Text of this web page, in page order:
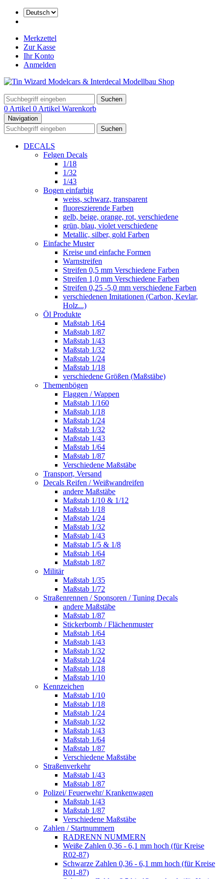
Merkzettel
Zur Kasse
Ihr Konto
Anmelden
Suchen
0 Artikel 0 Artikel Warenkorb
Navigation
Suchen
DECALS
Felgen Decals
1/18
1/32
1/43
Bogen einfarbig
weiss, schwarz, transparent
fluoreszierende Farben
gelb, beige, orange, rot, verschiedene
grün, blau, violet verschiedene
Metallic, silber, gold Farben
Einfache Muster
Kreise und einfache Formen
Warnstreifen
Streifen 0,5 mm Verschiedene Farben
Streifen 1,0 mm Verschiedene Farben
Streifen 0,25 -5,0 mm verschiedene Farben
verschiedenen Imitationen (Carbon, Kevlar,
Holz...)
Öl Produkte
Maßstab 1/64
Maßstab 1/87
Maßstab 1/43
Maßstab 1/32
Maßstab 1/24
Maßstab 1/18
verschiedene Größen (Maßstäbe)
Themenbögen
Flaggen / Wappen
Maßstab 1/160
Maßstab 1/18
Maßstab 1/24
Maßstab 1/32
Maßstab 1/43
Maßstab 1/64
Maßstab 1/87
Verschiedene Maßstäbe
Transport, Versand
Decals Reifen / Weißwandreifen
andere Maßstäbe
Maßstab 1/10 & 1/12
Maßstab 1/18
Maßstab 1/24
Maßstab 1/32
Maßstab 1/43
Maßstab 1/5 & 1/8
Maßstab 1/64
Maßstab 1/87
Militär
Maßstab 1/35
Maßstab 1/72
Straßenrennen / Sponsoren / Tuning Decals
andere Maßstäbe
Maßstab 1/87
Stickerbomb / Flächenmuster
Maßstab 1/64
Maßstab 1/43
Maßstab 1/32
Maßstab 1/24
Maßstab 1/18
Maßstab 1/10
Kennzeichen
Maßstab 1/10
Maßstab 1/18
Maßstab 1/24
Maßstab 1/32
Maßstab 1/43
Maßstab 1/64
Maßstab 1/87
Verschiedene Maßstäbe
Straßenverkehr
Maßstab 1/43
Maßstab 1/87
Polizei/ Feuerwehr/ Krankenwagen
Maßstab 1/43
Maßstab 1/87
Verschiedene Maßstäbe
Zahlen / Startnummern
RADRENN NUMMERN
Weiße Zahlen 0,36 - 6,1 mm hoch (für Kreise
R02-87)
Schwarze Zahlen 0,36 - 6,1 mm hoch (für Kreise
R01-87)